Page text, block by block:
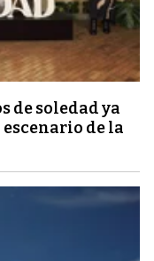
de soledad ya
escenario de la